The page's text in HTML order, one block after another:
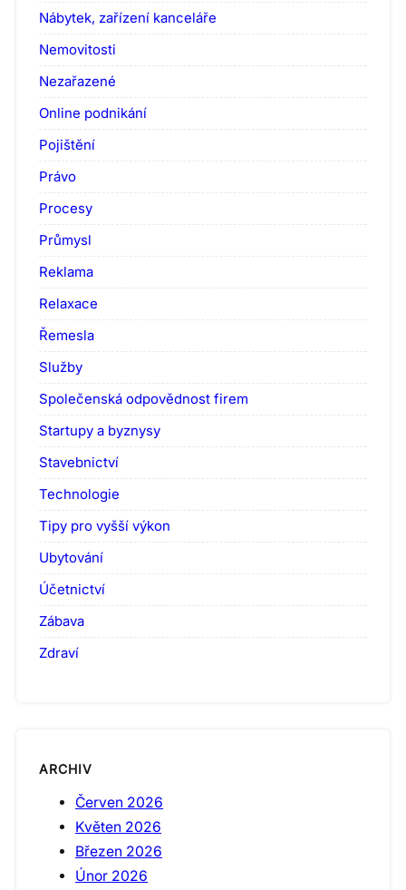
Nábytek, zařízení kanceláře
Nemovitosti
Nezařazené
Online podnikání
Pojištění
Právo
Procesy
Průmysl
Reklama
Relaxace
Řemesla
Služby
Společenská odpovědnost firem
Startupy a byznysy
Stavebnictví
Technologie
Tipy pro vyšší výkon
Ubytování
Účetnictví
Zábava
Zdraví
ARCHIV
Červen 2026
Květen 2026
Březen 2026
Únor 2026